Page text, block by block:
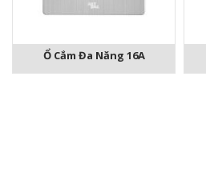
Ổ Cắm Đa Năng 16A